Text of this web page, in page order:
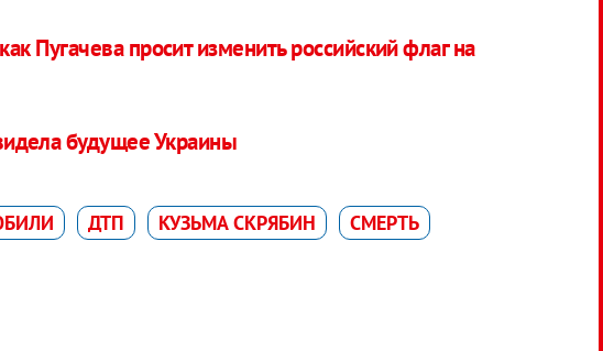
Пугачева просит изменить российский флаг на
будущее Украины
ДТП КУЗЬМА СКРЯБИН СМЕРТЬ